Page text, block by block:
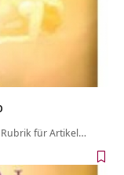
Rubrik für Artikel…